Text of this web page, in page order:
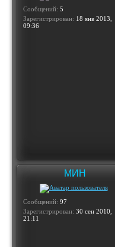
Сообщений: 5
Зарегистрирован: 18 янв 2013,
09:36
МИН
Сообщений: 97
Зарегистрирован: 30 сен 2010,
21:11